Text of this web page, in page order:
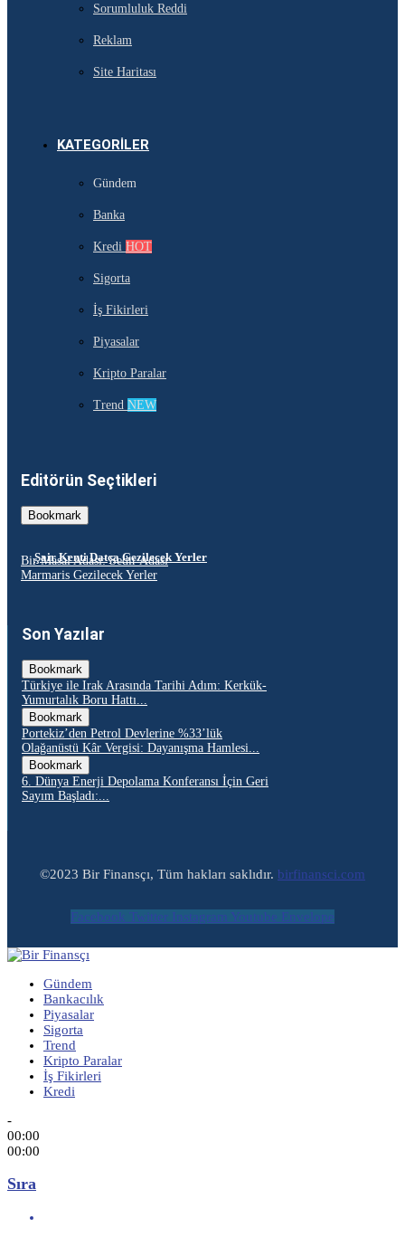
Sorumluluk Reddi
Reklam
Site Haritası
KATEGORILER
Gündem
Banka
Kredi HOT
Sigorta
İş Fikirleri
Piyasalar
Kripto Paralar
Trend NEW
Editörün Seçtikleri
Bookmark
Şair Kenti Datça Gezilecek Yerler
Bir Masal Adası: Sedir Adası
Marmaris Gezilecek Yerler
Son Yazılar
Bookmark
Türkiye ile Irak Arasında Tarihi Adım: Kerkük-
Yumurtalık Boru Hattı...
Bookmark
Portekiz’den Petrol Devlerine %33’lük
Olağanüstü Kâr Vergisi: Dayanışma Hamlesi...
Bookmark
6. Dünya Enerji Depolama Konferansı İçin Geri
Sayım Başladı:...
©2023 Bir Finansçı, Tüm hakları saklıdır. birfinansci.com
Facebook Twitter Instagram Youtube Envelope
Gündem
Bankacılık
Piyasalar
Sigorta
Trend
Kripto Paralar
İş Fikirleri
Kredi
-
00:00
00:00
Sıra